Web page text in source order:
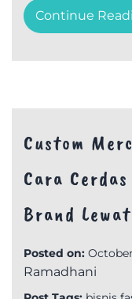
Continue
Custom
Cara
Brand
Posted on:
Ramadhani